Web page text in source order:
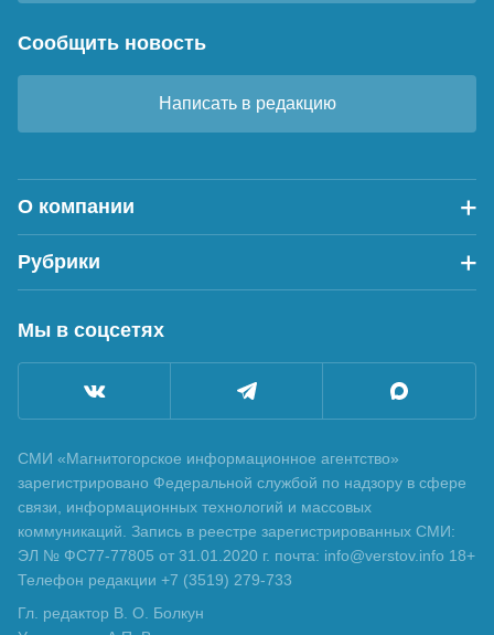
Сообщить новость
Написать в редакцию
О компании
Рубрики
Мы в соцсетях
СМИ «Магнитогорское информационное агентство»
зарегистрировано Федеральной службой по надзору в сфере
связи, информационных технологий и массовых
коммуникаций. Запись в реестре зарегистрированных СМИ:
ЭЛ № ФС77-77805 от 31.01.2020 г. почта: info@verstov.info 18+
Телефон редакции +7 (3519) 279-733
Гл. редактор В. О. Болкун